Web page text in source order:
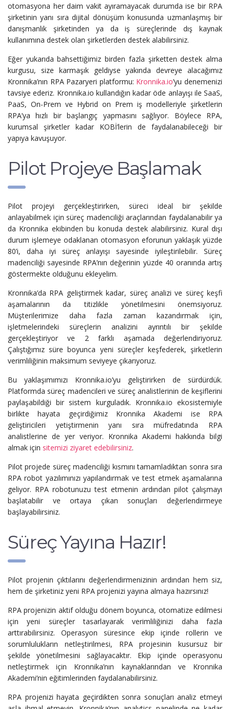
otomasyona her daim vakit ayıramayacak durumda ise bir RPA
şirketinin yanı sıra dijital dönüşüm konusunda uzmanlaşmış bir
danışmanlık şirketinden ya da iş süreçlerinde dış kaynak
kullanımına destek olan şirketlerden destek alabilirsiniz.
Eğer yukarıda bahsettiğimiz birden fazla şirketten destek alma
kurgusu, size karmaşık geldiyse yakında devreye alacağımız
Kronnika’nın RPA Pazaryeri platformu: Kronnika.io’yu denemenizi
tavsiye ederiz. Kronnika.io kullandığın kadar öde anlayışı ile SaaS,
PaaS, On-Prem ve Hybrid on Prem iş modelleriyle şirketlerin
RPA’ya hızlı bir başlangıç yapmasını sağlıyor. Böylece RPA,
kurumsal şirketler kadar KOBİ’lerin de faydalanabileceği bir
yapıya kavuşuyor.
Pilot Projeye Başlamak
Pilot projeyi gerçekleştirirken, süreci ideal bir şekilde
anlayabilmek için süreç madenciliği araçlarından faydalanabilir ya
da Kronnika ekibinden bu konuda destek alabilirsiniz. Kural dışı
durum işlemeye odaklanan otomasyon eforunun yaklaşık yüzde
80’i, daha iyi süreç anlayışı sayesinde iyileştirilebilir. Süreç
madenciliği sayesinde RPA’nın değerinin yüzde 40 oranında artış
göstermekte olduğunu ekleyelim.
Kronnika’da RPA geliştirmek kadar, süreç analizi ve süreç keşfi
aşamalarının da titizlikle yönetilmesini önemsiyoruz.
Müşterilerimize daha fazla zaman kazandırmak için,
işletmelerindeki süreçlerin analizini ayrıntılı bir şekilde
gerçekleştiriyor ve 2 farklı aşamada değerlendiriyoruz.
Çalıştığımız süre boyunca yeni süreçler keşfederek, şirketlerin
verimliliğinin maksimum seviyeye çıkarıyoruz.
Bu yaklaşımımızı Kronnika.io’yu geliştirirken de sürdürdük.
Platformda süreç madencileri ve süreç analistlerinin de keşiflerini
paylaşabildiği bir sistem kurguladık. Kronnika.io ekosistemiyle
birlikte hayata geçirdiğimiz Kronnika Akademi ise RPA
geliştiricileri yetiştirmenin yanı sıra müfredatında RPA
analistlerine de yer veriyor. Kronnika Akademi hakkında bilgi
almak için sitemizi ziyaret edebilirsiniz.
Pilot projede süreç madenciliği kısmını tamamladıktan sonra sıra
RPA robot yazılımınızı yapılandırmak ve test etmek aşamalarına
geliyor. RPA robotunuzu test etmenin ardından pilot çalışmayı
başlatabilir ve ortaya çıkan sonuçları değerlendirmeye
başlayabilirsiniz.
Süreç Yayına Hazır!
Pilot projenin çıktılarını değerlendirmenizinin ardından hem siz,
hem de şirketiniz yeni RPA projenizi yayına almaya hazırsınız!
RPA projenizin aktif olduğu dönem boyunca, otomatize edilmesi
için yeni süreçler tasarlayarak verimliliğinizi daha fazla
arttırabilirsiniz. Operasyon süresince ekip içinde rollerin ve
sorumlulukların netleştirilmesi, RPA projesinin kusursuz bir
şekilde yönetilmesini sağlayacaktır. Ekip içinde operasyonu
netleştirmek için Kronnika’nın kaynaklarından ve Kronnika
Akademi’nin eğitimlerinden faydalanabilirsiniz.
RPA projenizi hayata geçirdikten sonra sonuçları analiz etmeyi